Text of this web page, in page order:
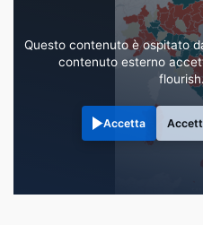
Questo contenuto è ospitato
contenuto esterno
Accetta